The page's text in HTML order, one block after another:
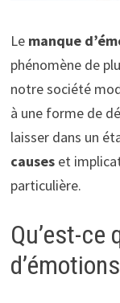
Le manque
phénomène de
notre société
à une forme de
laisser dans un
causeset
particulière.
Qu’est-ce